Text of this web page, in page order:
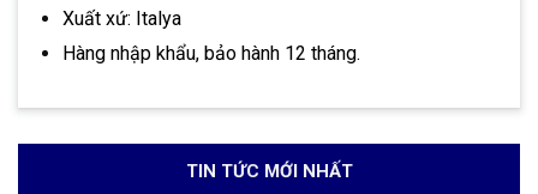
Xuất xứ: Italya
Hàng nhập khẩu, bảo hành 12 tháng.
TIN TỨC MỚI NHẤT